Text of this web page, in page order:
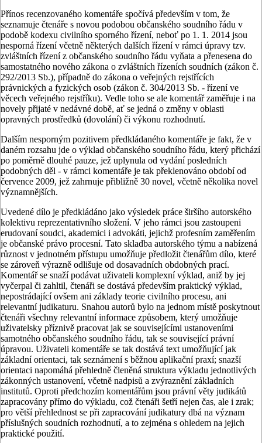
Přínos recenzovaného komentáře spočívá především v tom, že
seznamu­je čtenáře s novou podobou občanské­ho soudního řádu v
podobě kodexu ci­vilního sporného řízení, neboť po 1. 1. 2014 jsou
nesporná řízení včetně někte­rých dalších řízení v rámci úpravy tzv.
zvláštních řízení z občanského soudní­ho řádu vyňata a přenesena do
samostat­ného nového zákona o zvláštních říze­ních soudních (zákon č.
292/2013 Sb.), případně do zákona o veřejných rejstří­cích
právnických a fyzických osob (zá­kon č. 304/2013 Sb. - řízení ve
věcech veřejného rejstříku). Vedle toho se ale komentář zaměřuje i na
novely přijaté v nedávné době, ať se jedná o změny v oblasti
opravných prostředků (dovo­lání) či výkonu rozhodnutí.
Dalším nesporným pozitivem před­kládaného komentáře je fakt, že v
da­ném rozsahu jde o výklad občanského soudního řádu, který přichází
po poměr­ně dlouhé pauze, jež uplynula od vydá­ní posledních
podobných děl - v rámci komentáře je tak překlenováno obdo­bí od
července 2009, jež zahrnuje při­bližně 30 novel, včetně několika novel
významnějších.
Uvedené dílo je předkládáno jako vý­sledek práce širšího autorského
kolek­tivu reprezentativního složení. V jeho rámci jsou zastoupeni
erudovaní soudci, akademici i advokáti, jejichž profesním zaměřením
je občanské právo proces­ní. Tato skladba autorského týmu a na­bízená
různost v jednotném přístupu umožňuje předložit čtenářům dílo, kte­ré
se zároveň výrazně odlišuje od dosa­vadních obdobných prací.
Komentář se snaží podávat uživateli komplexní vý­klad, aniž by jej
vyčerpal či zahltil, čte­náři se dostává především praktický vý­klad,
nepostrádající ovšem ani základy teorie civilního procesu, ani
relevantní judikaturu. Snahou autorů bylo na jed­nom místě poskytnout
čtenáři všechny relevantní informace způsobem, který umožňuje
uživatelsky příznivě praco­vat jak se souvisejícími ustanoveními
samotného občanského soudního řá­du, tak se související právní
úpravou. Uživateli komentáře se tak dostává text umožňující jak
základní orientaci, tak seznámení s běžnou aplikační praxí; snazší
orientaci napomáhá přehledně členěná struktura výkladu jednotlivých
zákonných ustanovení, včetně nadpi­sů a zvýraznění základních
institutů. Oproti předchozím komentářům jsou právní věty judikátů
zapracovány pří­mo do výkladu, což čtenáři šetří nejen čas, ale i zrak;
pro větší přehlednost se při zapracování judikatury dbá na vý­znam
příslušných soudních rozhod­nutí, a to zejména s ohledem na jejich
praktické použití.